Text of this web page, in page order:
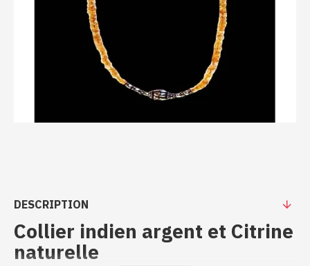
DESCRIPTION
Collier indien argent et Citrine
naturelle